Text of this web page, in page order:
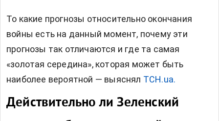
То какие прогнозы относительно окончания
войны есть на данный момент, почему эти
прогнозы так отличаются и где та самая
«золотая середина», которая может быть
наиболее вероятной — выяснял ТСН.ua.
Действительно ли Зеленский